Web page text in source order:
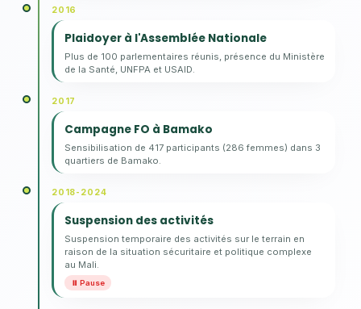
2016
Plaidoyer à l'Assemblée Nationale
Plus de 100 parlementaires réunis, présence du Ministère
de la Santé, UNFPA et USAID.
2017
Campagne FO à Bamako
Sensibilisation de 417 participants (286 femmes) dans 3
quartiers de Bamako.
2018-2024
Suspension des activités
Suspension temporaire des activités sur le terrain en
raison de la situation sécuritaire et politique complexe
au Mali.
⏸️ Pause